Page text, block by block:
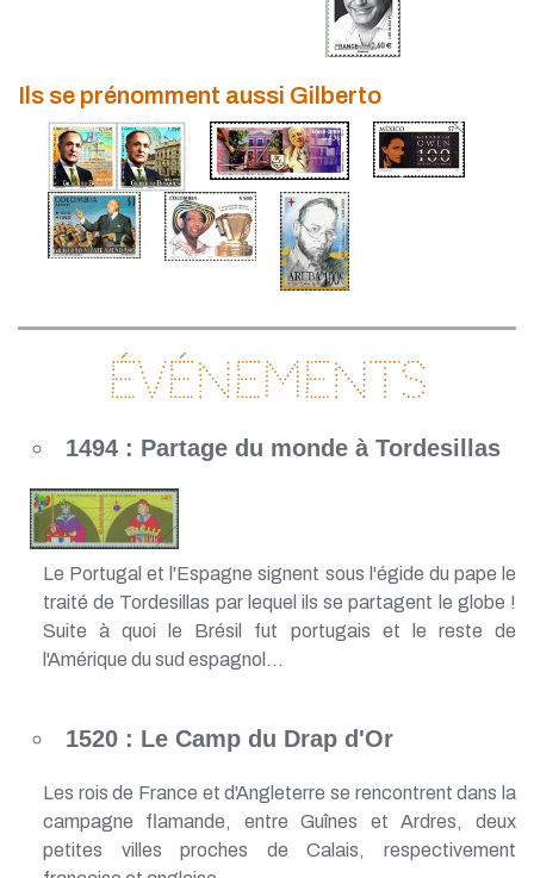
Ils se prénomment aussi Gilberto
Événements
1494 : Partage du monde à Tordesillas
Le Portugal et l'Espagne signent sous l'égide du pape le
traité de Tordesillas par lequel ils se partagent le globe !
Suite à quoi le Brésil fut portugais et le reste de
l'Amérique du sud espagnol...
1520 : Le Camp du Drap d'Or
Les rois de France et d'Angleterre se rencontrent dans la
campagne flamande, entre Guînes et Ardres, deux
petites villes proches de Calais, respectivement